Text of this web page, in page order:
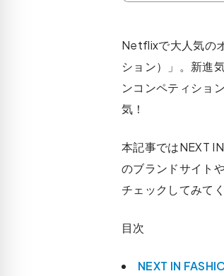
Netflixで大人気の
ション）」。新進
ンコンペティショ
気！
本記事ではNEXT
のブランドサイト
チェックしてみて
目次
NEXT IN